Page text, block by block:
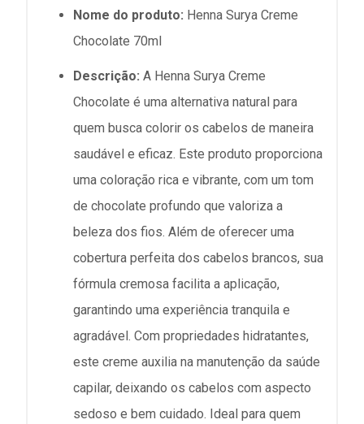
Nome do produto: Henna Surya Creme
Chocolate 70ml
Descrição: A Henna Surya Creme
Chocolate é uma alternativa natural para
quem busca colorir os cabelos de maneira
saudável e eficaz. Este produto proporciona
uma coloração rica e vibrante, com um tom
de chocolate profundo que valoriza a
beleza dos fios. Além de oferecer uma
cobertura perfeita dos cabelos brancos, sua
fórmula cremosa facilita a aplicação,
garantindo uma experiência tranquila e
agradável. Com propriedades hidratantes,
este creme auxilia na manutenção da saúde
capilar, deixando os cabelos com aspecto
sedoso e bem cuidado. Ideal para quem